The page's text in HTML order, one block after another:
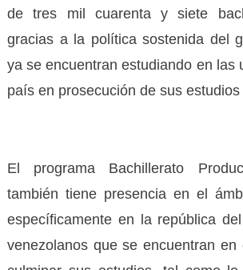
de tres mil cuarenta y siete
gracias a la política sostenida del
ya se encuentran estudiando en las
país en prosecución de sus
El programa Bachillerato
también tiene presencia en el
específicamente en la república
venezolanos que se encuentran en